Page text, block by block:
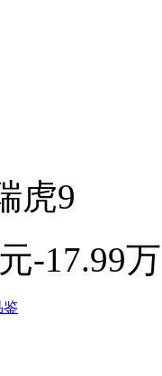
虎9
-17.99
鉴